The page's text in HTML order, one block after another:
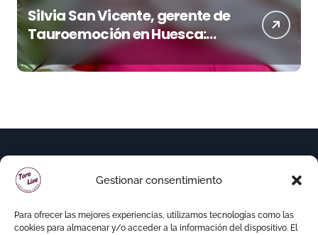
Gestionar consentimiento
Para ofrecer las mejores experiencias, utilizamos tecnologías como las
cookies para almacenar y/o acceder a la información del dispositivo. El
Silvia San Vicente, gerente de
Tauroemoción en Huesca:
«Todas las figuras del toreo
quieren venir a esta feria»